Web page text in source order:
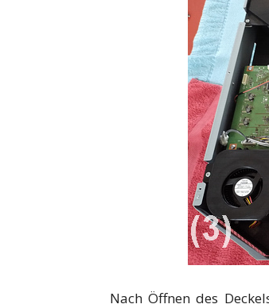
Nach Öffnen des